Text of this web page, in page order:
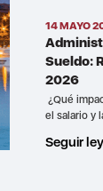
14 MAYO
Sueldo:
2026
¿Qué
el salario y
Seguir